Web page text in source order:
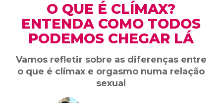
O QUE É CLÍMAX?
ENTENDA COMO TODOS
PODEMOS CHEGAR LÁ
Vamos refletir sobre as diferenças entre
o que é clímax e orgasmo numa relação
sexual